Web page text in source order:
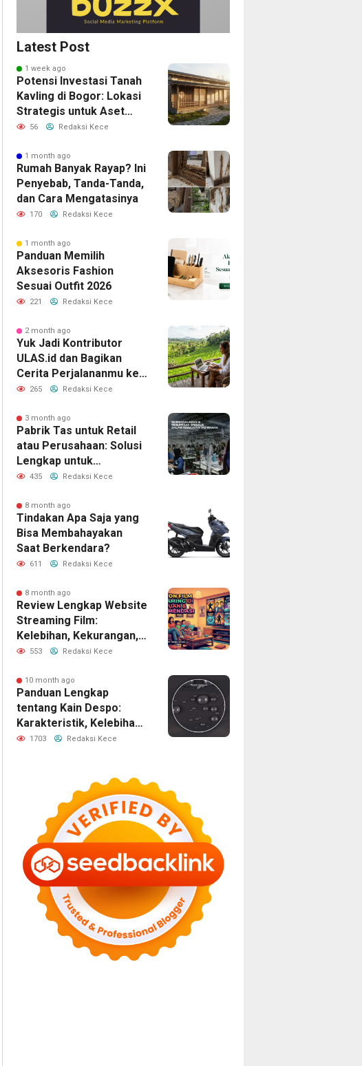
Latest Post
1 week ago
Potensi Investasi Tanah
Kavling di Bogor: Lokasi
Strategis untuk Aset
Masa Depan
56 Redaksi Kece
1 month ago
Rumah Banyak Rayap? Ini
Penyebab, Tanda-Tanda,
dan Cara Mengatasinya
170 Redaksi Kece
1 month ago
Panduan Memilih
Aksesoris Fashion
Sesuai Outfit 2026
221 Redaksi Kece
2 month ago
Yuk Jadi Kontributor
ULAS.id dan Bagikan
Cerita Perjalananmu ke
Lebih Banyak Pembaca
265 Redaksi Kece
3 month ago
Pabrik Tas untuk Retail
atau Perusahaan: Solusi
Lengkap untuk
Kebutuhan Bisnis Anda
435 Redaksi Kece
8 month ago
Tindakan Apa Saja yang
Bisa Membahayakan
Saat Berkendara?
611 Redaksi Kece
8 month ago
Review Lengkap Website
Streaming Film:
Kelebihan, Kekurangan,
dan Fitur Unggulan
553 Redaksi Kece
10 month ago
Panduan Lengkap
tentang Kain Despo:
Karakteristik, Kelebihan,
dan Manfaatnya
1703 Redaksi Kece